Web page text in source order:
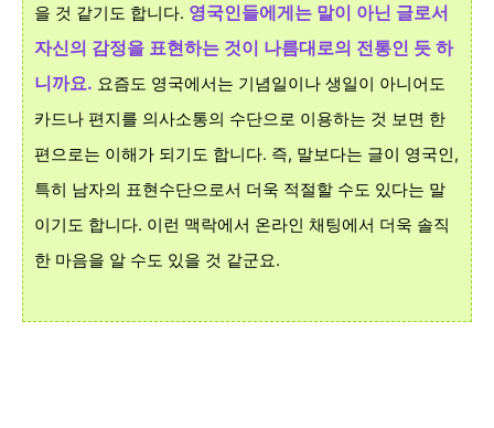
을 것 같기도 합니다. 영국인들에게는 말이 아닌 글로서
자신의 감정을 표현하는 것이 나름대로의 전통인 듯 하
니까요. 요즘도 영국에서는 기념일이나 생일이 아니어도
카드나 편지를 의사소통의 수단으로 이용하는 것 보면 한
편으로는 이해가 되기도 합니다. 즉, 말보다는 글이 영국인,
특히 남자의 표현수단으로서 더욱 적절할 수도 있다는 말
이기도 합니다. 이런 맥락에서 온라인 채팅에서 더욱 솔직
한 마음을 알 수도 있을 것 같군요.